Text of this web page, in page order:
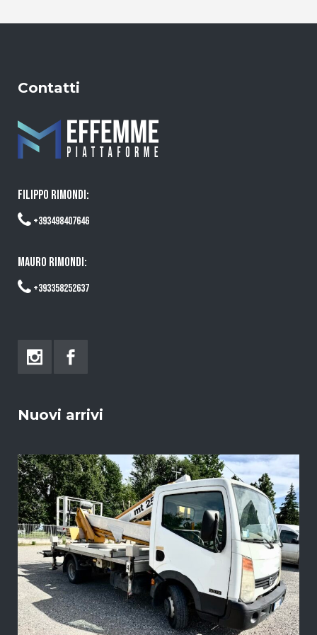
Contatti
FILIPPO RIMONDI:
+393498407646
MAURO RIMONDI:
+393358252637
Nuovi arrivi